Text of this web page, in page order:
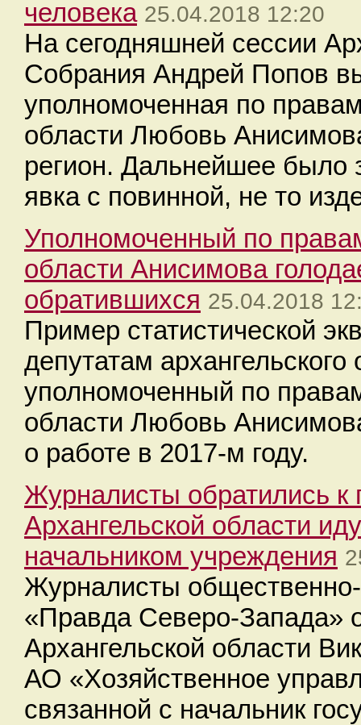
человека 25.04.2018 12:20
На сегодняшней сессии
Собрания Андрей Попов
уполномоченная по
области Любовь
регион. Дальнейшее было
явка с повинной, не то
Уполномоченный по
области Анисимова
обратившихся 25.04.2018
Пример статистической
депутатам
уполномоченный по
области Любовь
о работе в 2017-м году.
Журналисты обратились к
Архангельской области
начальником учреждения
Журналисты общественно-
«Правда Северо-Запада»
Архангельской области
АО «Хозяйственное
связанной с начальник